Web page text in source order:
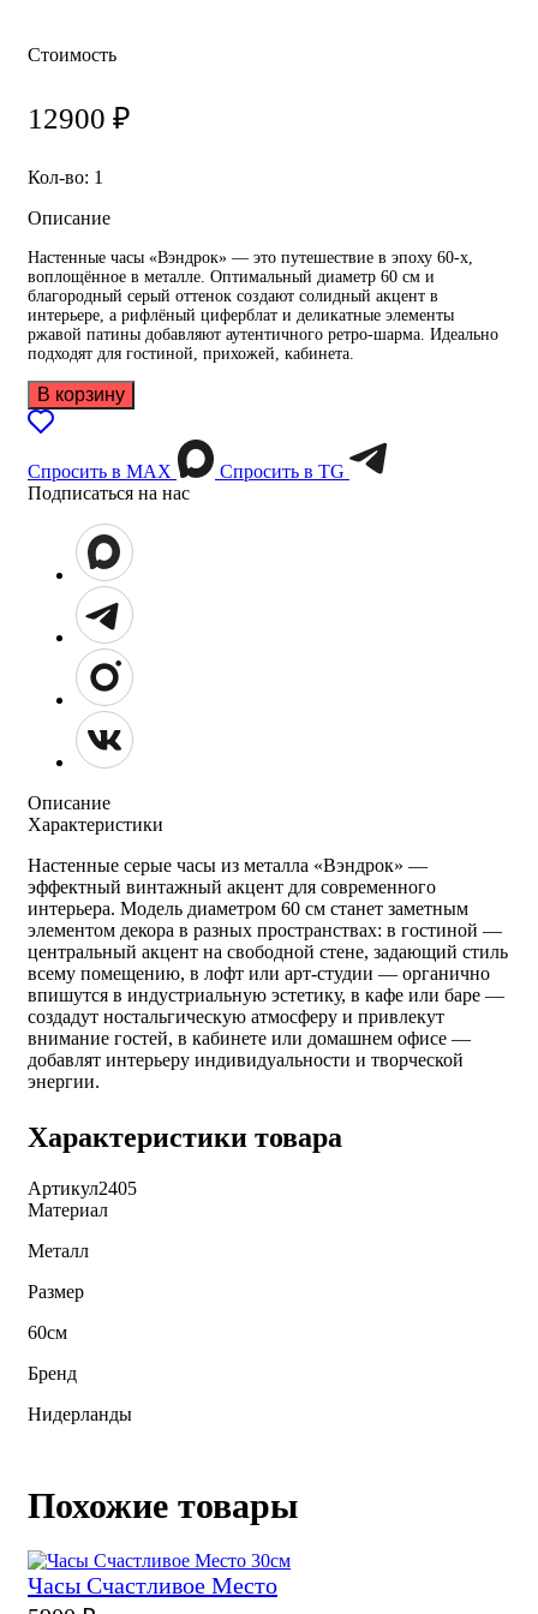
Стоимость
12900 ₽
Кол-во: 1
Описание
Настенные часы «Вэндрок» — это путешествие в эпоху 60‑х,
воплощённое в металле. Оптимальный диаметр 60 см и
благородный серый оттенок создают солидный акцент в
интерьере, а рифлёный циферблат и деликатные элементы
ржавой патины добавляют аутентичного ретро‑шарма. Идеально
подходят для гостиной, прихожей, кабинета.
В корзину
Спросить в МАХ
Спросить в TG
Подписаться на нас
Описание
Характеристики
Настенные серые часы из металла «Вэндрок» —
эффектный винтажный акцент для современного
интерьера. Модель диаметром 60 см станет заметным
элементом декора в разных пространствах: в гостиной —
центральный акцент на свободной стене, задающий стиль
всему помещению, в лофт или арт‑студии — органично
впишутся в индустриальную эстетику, в кафе или баре —
создадут ностальгическую атмосферу и привлекут
внимание гостей, в кабинете или домашнем офисе —
добавлят интерьеру индивидуальности и творческой
энергии.
Характеристики товара
Артикул2405
Материал
Металл
Размер
60см
Бренд
Нидерланды
Похожие товары
Часы Счастливое Место